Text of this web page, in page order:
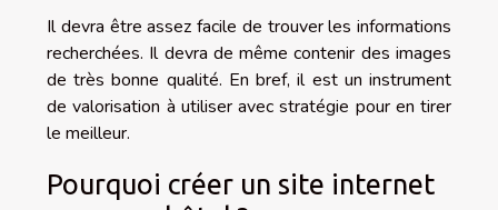
Il devra être assez facile de trouver les informations
recherchées. Il devra de même contenir des images
de très bonne qualité. En bref, il est un instrument
de valorisation à utiliser avec stratégie pour en tirer
le meilleur.
Pourquoi créer un site internet